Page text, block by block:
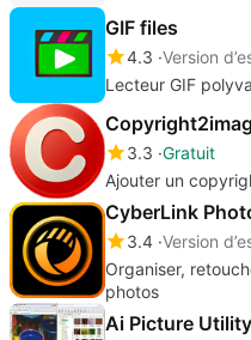
GIF files
4.3 Version
Lecteur GIF
3.3 Gratuit
Ajouter un
CyberLink
3.4 Version
Organiser,
photos
Ai Picture Utility